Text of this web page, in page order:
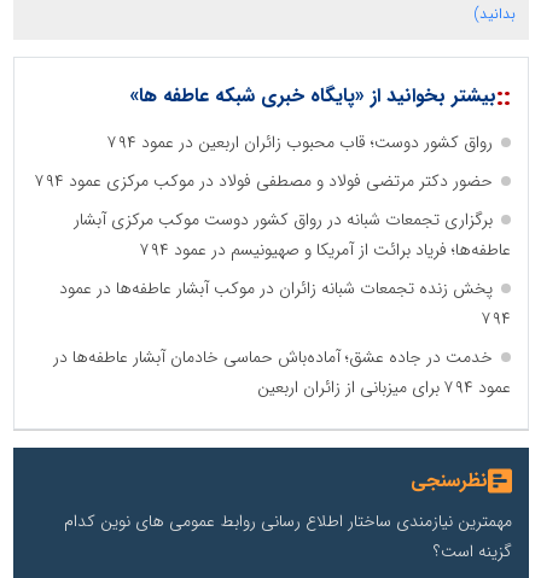
بدانید)
::بیشتر بخوانید از «پایگاه خبری شبکه عاطفه ها»
رواق کشور دوست؛ قاب محبوب زائران اربعین در عمود ۷۹۴
حضور دکتر مرتضی فولاد و مصطفی فولاد در موکب مرکزی عمود ۷۹۴
برگزاری تجمعات شبانه در رواق کشور دوست موکب مرکزی آبشار
عاطفه‌ها؛ فریاد برائت از آمریکا و صهیونیسم در عمود ۷۹۴
پخش زنده تجمعات شبانه زائران در موکب آبشار عاطفه‌ها در عمود
۷۹۴
خدمت در جاده عشق؛ آماده‌باش حماسی خادمان آبشار عاطفه‌ها در
عمود ۷۹۴ برای میزبانی از زائران اربعین
نظرسنجی
مهمترین نیازمندی ساختار اطلاع رسانی روابط عمومی های نوین کدام
گزینه است؟